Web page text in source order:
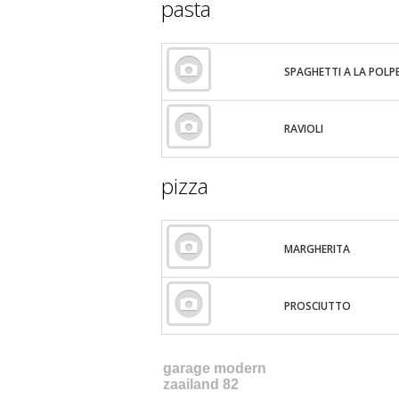
pasta
SPAGHETTI A LA
RAVIOLI
pizza
MARGHERITA
PROSCIUTTO
garage modern
zaailand 82